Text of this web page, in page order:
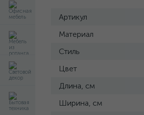
Артикул
Материал
Стиль
Цвет
Длина, см
Ширина, см